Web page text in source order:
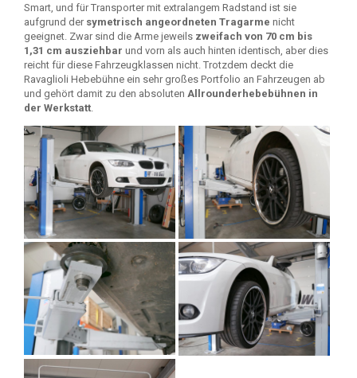
Smart, und für Transporter mit extralangem Radstand ist sie
aufgrund der symetrisch angeordneten Tragarme nicht
geeignet. Zwar sind die Arme jeweils zweifach von 70 cm bis
1,31 cm ausziehbar und vorn als auch hinten identisch, aber dies
reicht für diese Fahrzeugklassen nicht. Trotzdem deckt die
Ravaglioli Hebebühne ein sehr großes Portfolio an Fahrzeugen ab
und gehört damit zu den absoluten Allrounderhebebühnen in
der Werkstatt